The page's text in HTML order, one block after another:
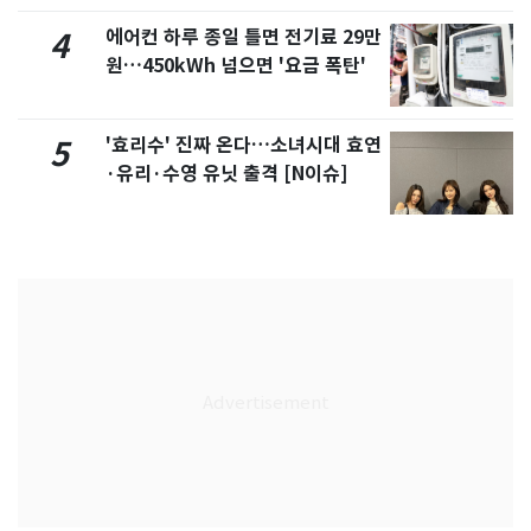
4
에어컨 하루 종일 틀면 전기료 29만
원…450kWh 넘으면 '요금 폭탄'
5
'효리수' 진짜 온다…소녀시대 효연
·유리·수영 유닛 출격 [N이슈]